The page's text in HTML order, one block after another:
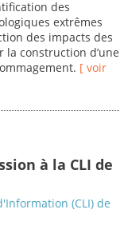
des
extrêmes
des impacts des
la construction d’une
[ voir
à la CLI de
(CLI) de